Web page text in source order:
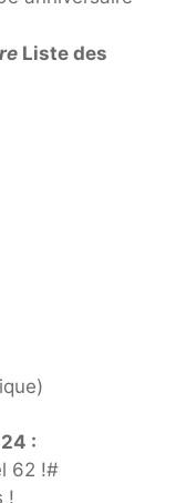
Liste des
:
62 !#
!